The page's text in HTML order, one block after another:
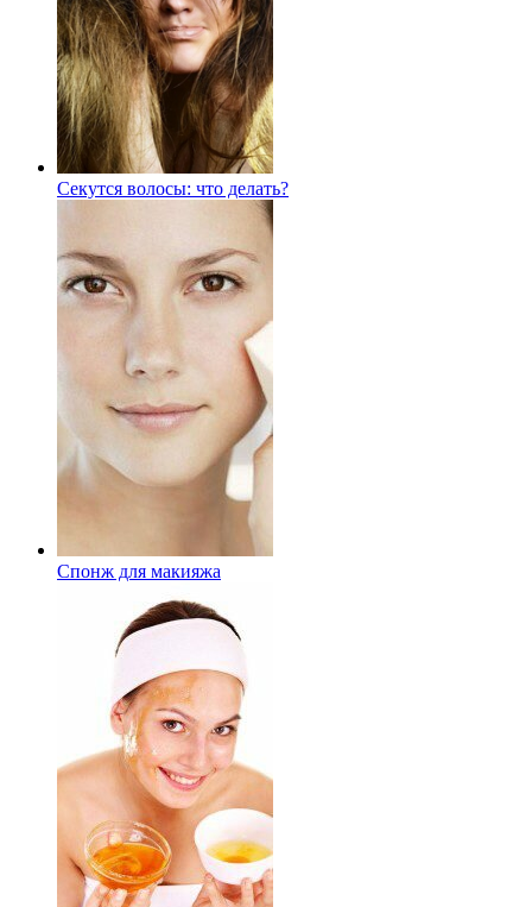
Секутся волосы: что делать?
Спонж для макияжа